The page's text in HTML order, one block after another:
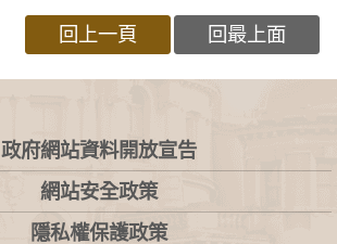
回上一頁 回最上面
政府網站資料開放宣告
網站安全政策
隱私權保護政策